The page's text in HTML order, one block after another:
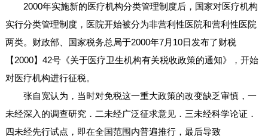
2000年实施新的医疗机构分类管理制度后，国家对医疗机构
实行分类管理制度，医院开始被分为非营利性医院和营利性医院
两类。财政部、国家税务总局于2000年7月10日发布了财税
【2000】42号《关于医疗卫生机构有关税收政策的通知》，开始
对医疗机构进行征税。
张自宽认为，当时对免税这一重大政策的改变缺乏审慎，一
未经深入的调查研究．二未经广泛征求意见．三未经科学论证．
四未经先行试点，即在全国范围内普遍推行，最后导致